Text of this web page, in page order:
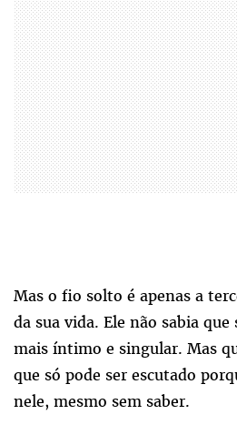
Mas o fio solto é apenas a
da sua vida. Ele não sabia que
mais íntimo e singular. Mas
que só pode ser escutado
nele, mesmo sem saber.